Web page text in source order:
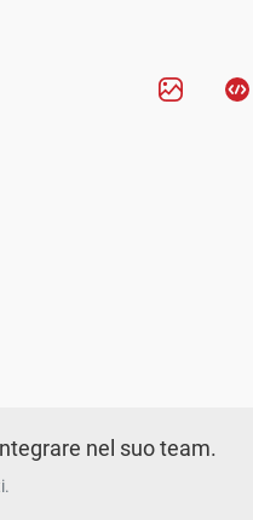
nel suo team.